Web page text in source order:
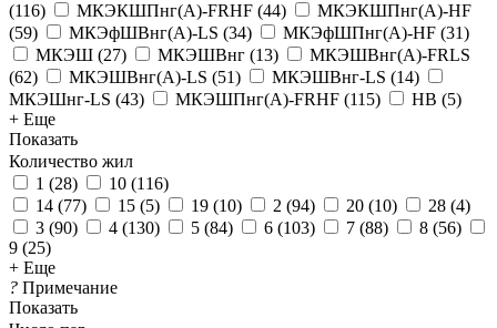
(116) МКЭКШПнг(А)-FRHF (44)
МКЭКШПнг(А)-HF
(59) МКЭфШВнг(А)-LS (34) МКЭфШПнг(А)-HF (31)
МКЭШ (27) МКЭШВнг (13)
МКЭШВнг(А)-FRLS
(62) МКЭШВнг(А)-LS (51) МКЭШВнг-LS (14)
МКЭШнг-LS (43) МКЭШПнг(А)-FRHF (115) НВ (5)
+ Еще
Показать
Количество жил
1 (28) 10 (116)
14 (77) 15 (5) 19 (10) 2 (94) 20 (10) 28 (4)
3 (90) 4 (130) 5 (84) 6 (103) 7 (88) 8 (56)
9 (25)
+ Еще
? Примечание
Показать